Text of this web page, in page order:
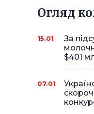
Огляд
15.01
За
$401
07.01